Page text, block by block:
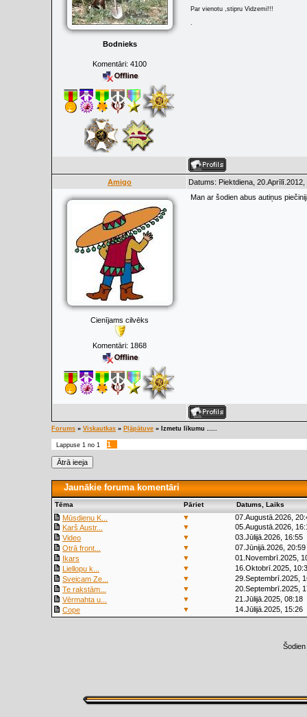
Bodnieks
Komentāri: 4100
Par vienotu ,stipru Vidzemi!!!
.
Amigo Datums: Piektdiena,
Cienījams cilvēks
Komentāri: 1868
Man ar šodien abus autiņus
Forums » Viskautkas » Pļāpātuve » Izmetu līkumu .....
Lappuse 1 no 1 1
Jaunākie foruma komentāri
Tēma Pāriet Datums, Laiks
Mūsdienu K... ▼
07.Augustā.2026,
Karš Austr...
▼
05.Augustā.2026,
Video
▼
03.Jūlijā.2026, 16:55
Otrā front...
▼
07.Jūnijā.2026, 20:59
Ikars
▼
01.Novembrī.2025,
Liellopu k...
▼
16.Oktobrī.2025,
Sveicam Ze...
▼
29.Septembrī.2025,
Te rakstām...
▼
20.Septembrī.2025,
Vērmahta u...
▼
21.Jūlijā.2025, 08:18
Cope
▼ 14.Jūlijā.2025, 15:26